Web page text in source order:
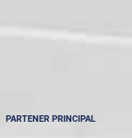
PARTENER PRINCIPAL